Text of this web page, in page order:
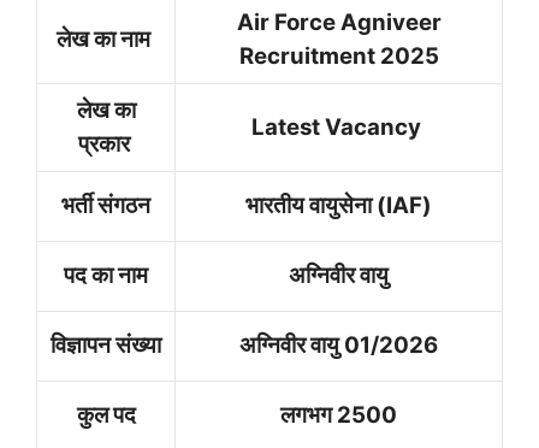
लेख का नाम
Air Force Agniveer
Recruitment 2025
लेख का
प्रकार
Latest Vacancy
भर्ती संगठन भारतीय वायुसेना (IAF)
पद का नाम अग्निवीर वायु
विज्ञापन संख्या अग्निवीर वायु 01/2026
कुल पद लगभग 2500